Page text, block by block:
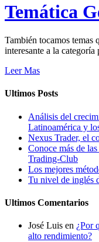
Temática
También tocamos temas
interesante a la
Leer Mas
Ultimos Posts
Análisis del
Latinoamérica y
Nexus Trader, el
Conoce más de
Trading-Club
Los mejores
Tu nivel de inglés
Ultimos Comentarios
José Luis en ¿Por
alto rendimiento?